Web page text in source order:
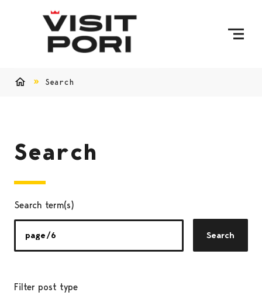
Search
Search
Search term(s)
Search
Filter post type